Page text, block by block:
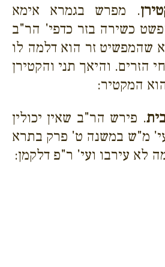
. מפרש בגמרא אימא
כשירה בזר כדפי' הר"ב
שהמפשיט זר הוא דלמה לו
הזרים. והיאך תני והקטירן
המקטיר:
. פירש הר"ב שאין יכולין
מ"ש במשנה ט' פרק בתרא
לא עירבו ועי' ר"פ דלקמן: